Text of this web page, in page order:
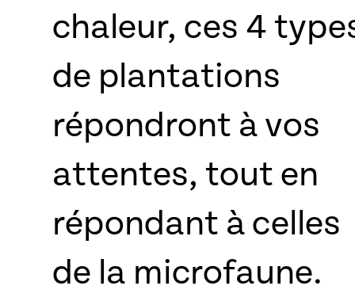
chaleur, ces 4
de plantations
répondront à vos
attentes, tout en
répondant à celles
de la microfaune.